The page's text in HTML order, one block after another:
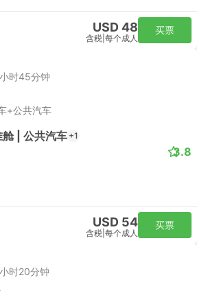
USD 48
含税 每个成人
买票
时45分钟
+公共汽车
舱 | 公共汽车 +1
3.8
USD 54
含税 每个成人
买票
时20分钟